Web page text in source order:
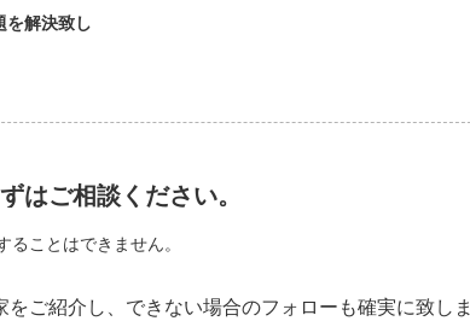
を解決致し
はご相談ください。
ことはできません。
ご紹介し、できない場合のフォローも確実に致しま